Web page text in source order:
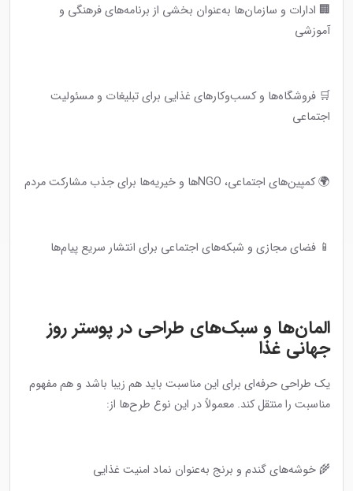
🏢 ادارات و سازمان‌ها به‌عنوان بخشی از برنامه‌های فرهنگی و
آموزشی
🛒 فروشگاه‌ها و کسب‌وکارهای غذایی برای تبلیغات و مسئولیت
اجتماعی
🌍 کمپین‌های اجتماعی، NGOها و خیریه‌ها برای جذب مشارکت مردم
📱 فضای مجازی و شبکه‌های اجتماعی برای انتشار سریع پیام‌ها
المان‌ها و سبک‌های طراحی در پوستر روز
جهانی غذا
یک طراحی حرفه‌ای برای این مناسبت باید هم زیبا باشد و هم مفهوم
مناسبت را منتقل کند. معمولاً در این نوع طرح‌ها از:
🌾 خوشه‌های گندم و برنج به‌عنوان نماد امنیت غذایی